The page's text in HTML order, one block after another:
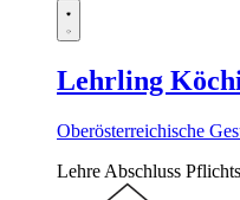
Lehrling
Oberösterreichische
Lehre Abschluss